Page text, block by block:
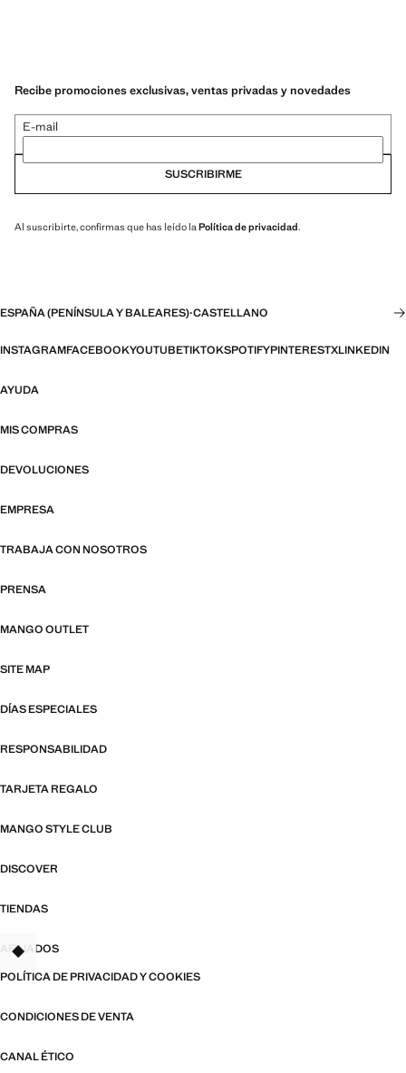
Recibe promociones exclusivas, ventas privadas y novedades
E-mail
SUSCRIBIRME
Al suscribirte, confirmas que has leído la Política de privacidad.
ESPAÑA (PENÍNSULA Y BALEARES)·CASTELLANO
INSTAGRAMFACEBOOKYOUTUBETIKTOKSPOTIFYPINTERESTXLINKEDIN
AYUDA
MIS COMPRAS
DEVOLUCIONES
EMPRESA
TRABAJA CON NOSOTROS
PRENSA
MANGO OUTLET
SITE MAP
DÍAS ESPECIALES
RESPONSABILIDAD
TARJETA REGALO
MANGO STYLE CLUB
DISCOVER
TIENDAS
AFILIADOS
POLÍTICA DE PRIVACIDAD Y COOKIES
CONDICIONES DE VENTA
CANAL ÉTICO